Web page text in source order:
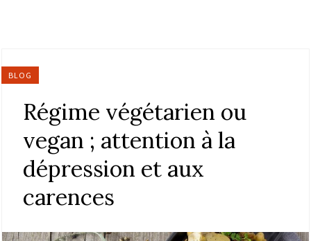
BLOG
Régime végétarien ou
vegan ; attention à la
dépression et aux
carences